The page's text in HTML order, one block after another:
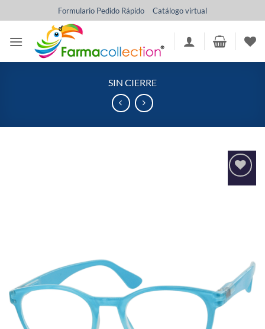
al
contenido
Formulario Pedido Rápido Catálogo virtual
SIN CIERRE
Añadir